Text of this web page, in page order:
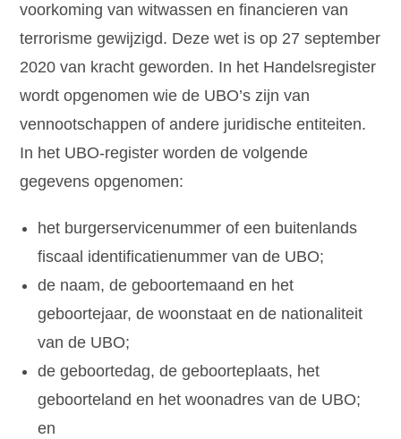
voorkoming van witwassen en financieren van
terrorisme gewijzigd. Deze wet is op 27 september
2020 van kracht geworden. In het Handelsregister
wordt opgenomen wie de UBO’s zijn van
vennootschappen of andere juridische entiteiten.
In het UBO-register worden de volgende
gegevens opgenomen:
het burgerservicenummer of een buitenlands
fiscaal identificatienummer van de UBO;
de naam, de geboortemaand en het
geboortejaar, de woonstaat en de nationaliteit
van de UBO;
de geboortedag, de geboorteplaats, het
geboorteland en het woonadres van de UBO;
en